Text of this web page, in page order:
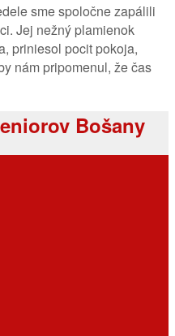
sme spoločne zapálili
Jej nežný plamienok
priniesol pocit pokoja,
nám pripomenul, že čas
Bošany